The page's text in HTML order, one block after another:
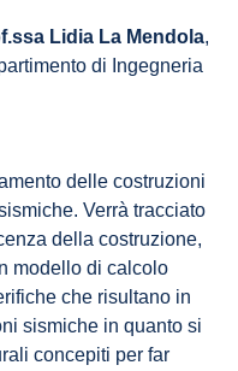
Lidia La Mendola,
di Ingegneria
delle costruzioni
Verrà tracciato
della costruzione,
modello di calcolo
che risultano in
sismiche in quanto si
concepiti per far